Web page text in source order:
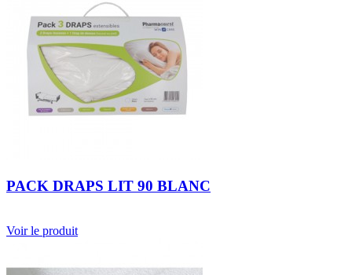
PACK DRAPS LIT 90 BLANC
Voir le produit